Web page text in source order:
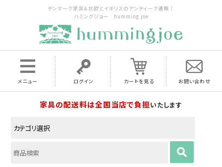
デンマーク家具＆北欧とイギリスのアンティーク通販｜
ハミングジョー humming joe
メニュー ログイン カートを見る お問い合わせ
家具の配送料は全国当店で負担いたします